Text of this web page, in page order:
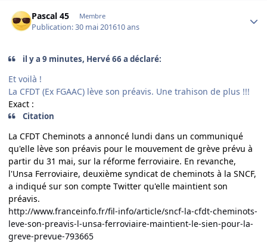
Pascal 45 Membre
Publication:30 mai 201610 ans
il y a 9 minutes, Hervé 66 a déclaré:
Et voilà !
La CFDT (Ex FGAAC) lève son préavis. Une trahison de plus !!!
Exact :
Citation
La CFDT Cheminots a annoncé lundi dans un communiqué
qu'elle lève son préavis pour le mouvement de grève prévu à
partir du 31 mai, sur la réforme ferroviaire. En revanche,
l'Unsa Ferroviaire, deuxième syndicat de cheminots à la SNCF,
a indiqué sur son compte Twitter qu'elle maintient son
préavis.
http://www.franceinfo.fr/fil-info/article/sncf-la-cfdt-cheminots-
leve-son-preavis-l-unsa-ferroviaire-maintient-le-sien-pour-la-
greve-prevue-793665